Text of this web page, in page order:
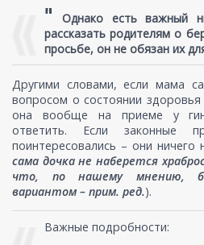
"Однако есть важный
рассказать родителям о
просьбе, он не обязан их
Другими словами, если мама
вопросом о состоянии
она вообще на приеме у
ответить. Если законные
поинтересовались – они ничего
сама дочка не наберется
что, по нашему мнению,
вариантом – прим. ред.).
Важные подробности: